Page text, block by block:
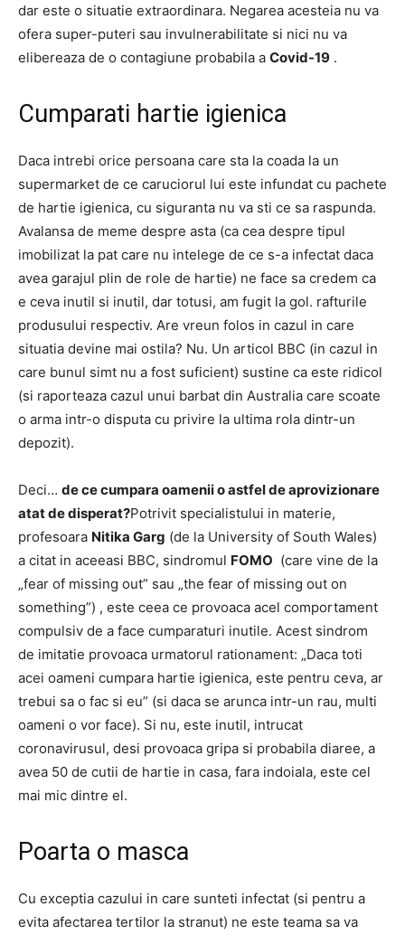
dar este o situatie extraordinara. Negarea acesteia nu va
ofera super-puteri sau invulnerabilitate si nici nu va
elibereaza de o contagiune probabila a Covid-19 .
Cumparati hartie igienica
Daca intrebi orice persoana care sta la coada la un
supermarket de ce caruciorul lui este infundat cu pachete
de hartie igienica, cu siguranta nu va sti ce sa raspunda.
Avalansa de meme despre asta (ca cea despre tipul
imobilizat la pat care nu intelege de ce s-a infectat daca
avea garajul plin de role de hartie) ne face sa credem ca
e ceva inutil si inutil, dar totusi, am fugit la gol. rafturile
produsului respectiv. Are vreun folos in cazul in care
situatia devine mai ostila? Nu. Un articol BBC (in cazul in
care bunul simt nu a fost suficient) sustine ca este ridicol
(si raporteaza cazul unui barbat din Australia care scoate
o arma intr-o disputa cu privire la ultima rola dintr-un
depozit).
Deci… de ce cumpara oamenii o astfel de aprovizionare
atat de disperat?Potrivit specialistului in materie,
profesoara Nitika Garg (de la University of South Wales)
a citat in aceeasi BBC, sindromul FOMO (care vine de la
„fear of missing out” sau „the fear of missing out on
something”) , este ceea ce provoaca acel comportament
compulsiv de a face cumparaturi inutile. Acest sindrom
de imitatie provoaca urmatorul rationament: „Daca toti
acei oameni cumpara hartie igienica, este pentru ceva, ar
trebui sa o fac si eu” (si daca se arunca intr-un rau, multi
oameni o vor face). Si nu, este inutil, intrucat
coronavirusul, desi provoaca gripa si probabila diaree, a
avea 50 de cutii de hartie in casa, fara indoiala, este cel
mai mic dintre el.
Poarta o masca
Cu exceptia cazului in care sunteti infectat (si pentru a
evita afectarea tertilor la stranut) ne este teama sa va